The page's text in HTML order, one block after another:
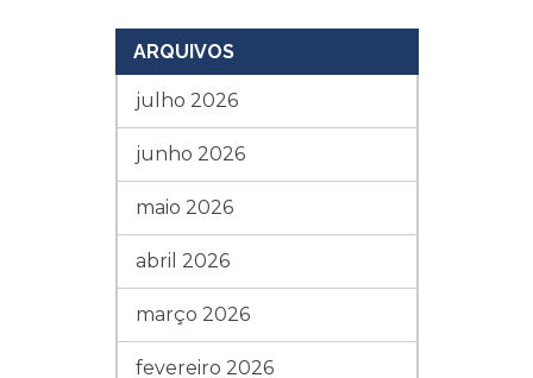
ARQUIVOS
julho 2026
junho 2026
maio 2026
abril 2026
março 2026
fevereiro 2026